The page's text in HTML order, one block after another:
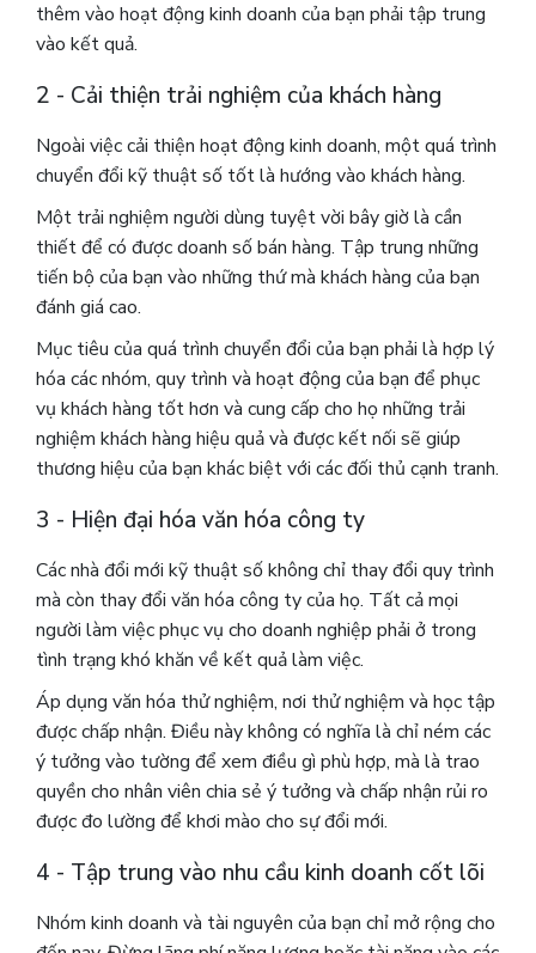
thêm vào hoạt động kinh doanh của bạn phải tập trung
vào kết quả.
2 - Cải thiện trải nghiệm của khách hàng
Ngoài việc cải thiện hoạt động kinh doanh, một quá trình
chuyển đổi kỹ thuật số tốt là hướng vào khách hàng.
Một trải nghiệm người dùng tuyệt vời bây giờ là cần
thiết để có được doanh số bán hàng. Tập trung những
tiến bộ của bạn vào những thứ mà khách hàng của bạn
đánh giá cao.
Mục tiêu của quá trình chuyển đổi của bạn phải là hợp lý
hóa các nhóm, quy trình và hoạt động của bạn để phục
vụ khách hàng tốt hơn và cung cấp cho họ những trải
nghiệm khách hàng hiệu quả và được kết nối sẽ giúp
thương hiệu của bạn khác biệt với các đối thủ cạnh tranh.
3 - Hiện đại hóa văn hóa công ty
Các nhà đổi mới kỹ thuật số không chỉ thay đổi quy trình
mà còn thay đổi văn hóa công ty của họ. Tất cả mọi
người làm việc phục vụ cho doanh nghiệp phải ở trong
tình trạng khó khăn về kết quả làm việc.
Áp dụng văn hóa thử nghiệm, nơi thử nghiệm và học tập
được chấp nhận. Điều này không có nghĩa là chỉ ném các
ý tưởng vào tường để xem điều gì phù hợp, mà là trao
quyền cho nhân viên chia sẻ ý tưởng và chấp nhận rủi ro
được đo lường để khơi mào cho sự đổi mới.
4 - Tập trung vào nhu cầu kinh doanh cốt lõi
Nhóm kinh doanh và tài nguyên của bạn chỉ mở rộng cho